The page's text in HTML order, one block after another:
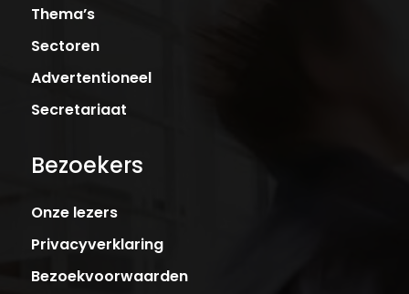
Thema’s
Sectoren
Advertentioneel
Secretariaat
Bezoekers
Onze lezers
Privacyverklaring
Bezoekvoorwaarden